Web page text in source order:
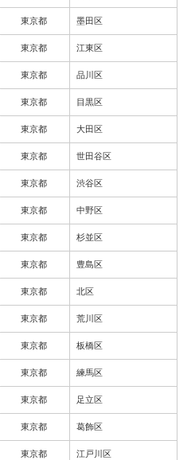
東京都 墨田区
東京都 江東区
東京都 品川区
東京都 目黒区
東京都 大田区
東京都 世田谷区
東京都 渋谷区
東京都 中野区
東京都 杉並区
東京都 豊島区
東京都 北区
東京都 荒川区
東京都 板橋区
東京都 練馬区
東京都 足立区
東京都 葛飾区
東京都 江戸川区